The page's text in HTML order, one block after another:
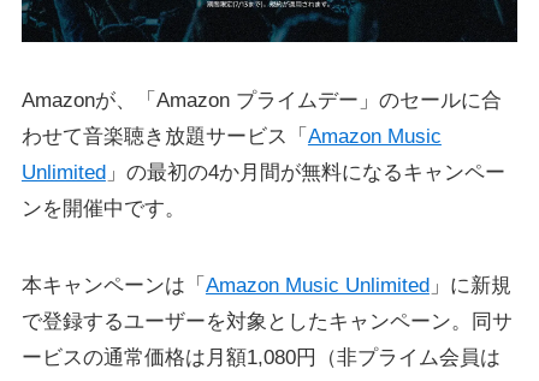
Amazonが、「Amazon プライムデー」のセールに合
わせて音楽聴き放題サービス「 Amazon Music
Unlimited」の最初の4か月間が無料になるキャンペー
ンを開催中です。
本キャンペーンは「 Amazon Music Unlimited」に新規
で登録するユーザーを対象としたキャンペーン。同サ
ービスの通常価格は月額1,080円（非プライム会員は